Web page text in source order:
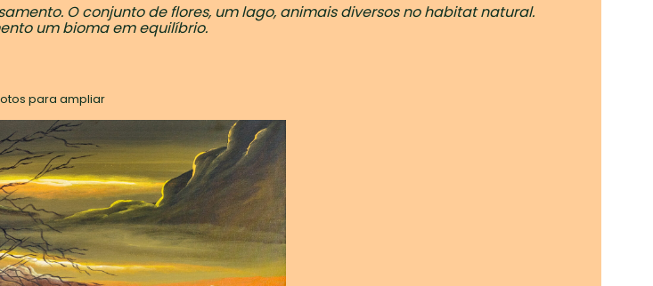
O conjunto de flores, um lago, animais diversos no habitat natural.
um bioma em equilíbrio.
para ampliar